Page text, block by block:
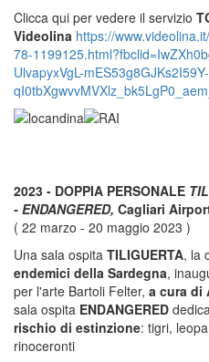
Clicca qui per vedere il servizio
Videolina https://
78-
UlvapyxVgL-mES53g8GJKs2I59Y-
2023 - DOPPIA PERSONALE
- ENDANGERED, Cagliari
( 22 marzo - 20 maggio 2023 )
Una sala ospita TILIGUERTA, la
endemici della Sardegna,
per l'arte Bartoli Felter, a cura di
sala ospita ENDANGERED
rischio di estinzione: tigri,
rinoceronti